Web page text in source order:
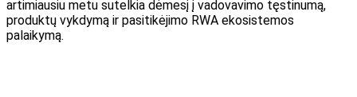
artimiausiu metu sutelkia dėmesį į vadovavimo tęstinumą,
produktų vykdymą ir pasitikėjimo RWA ekosistemos
palaikymą.